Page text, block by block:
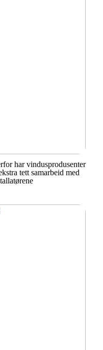
har vindusprodusenter
tett samarbeid med